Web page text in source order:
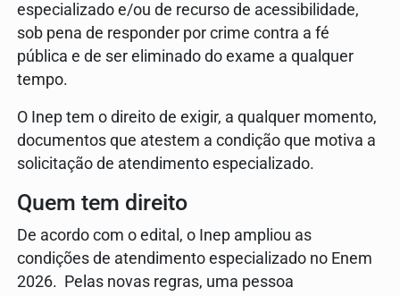
especializado e/ou de recurso de acessibilidade,
sob pena de responder por crime contra a fé
pública e de ser eliminado do exame a qualquer
tempo.
O Inep tem o direito de exigir, a qualquer momento,
documentos que atestem a condição que motiva a
solicitação de atendimento especializado.
Quem tem direito
De acordo com o edital, o Inep ampliou as
condições de atendimento especializado no Enem
2026. Pelas novas regras, uma pessoa